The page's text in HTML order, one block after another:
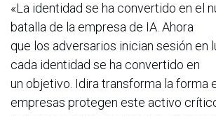
«La identidad se ha convertido en el
batalla de la empresa de IA. Ahora
que los adversarios inician sesión en
cada identidad se ha convertido en
un objetivo. Idira transforma la forma
empresas protegen este activo